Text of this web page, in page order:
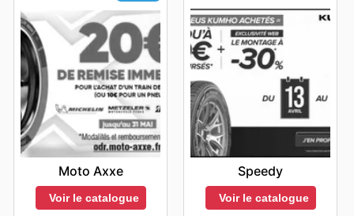
Moto Axxe
Voir le catalogue
Speedy
Voir le catalogue